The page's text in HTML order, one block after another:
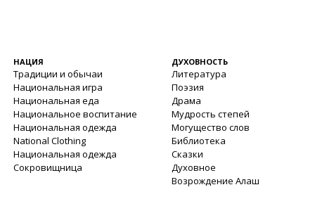
НАЦИЯ
Традиции и обычаи
Национальная игра
Национальная еда
Национальное воспитание
Национальная одежда
National Clothing
Национальная одежда
Сокровищница
ДУХОВНОСТЬ
Литература
Поэзия
Драма
Мудрость степей
Могущество слов
Библиотека
Сказки
Духовное
Возрождение Алаш